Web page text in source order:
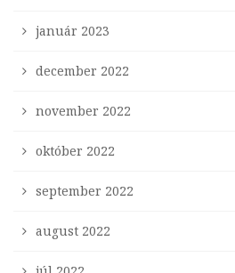
január 2023
december 2022
november 2022
október 2022
september 2022
august 2022